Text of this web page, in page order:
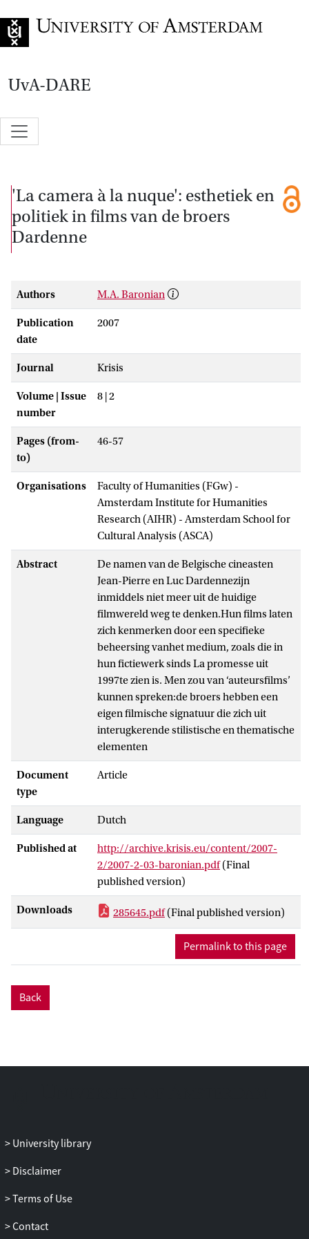
UvA-DARE
'La camera à la nuque': esthetiek en
politiek in films van de broers
Dardenne
Authors M.A. Baronian
Publication
date
2007
Journal Krisis
Volume | Issue
number
8 | 2
Pages (from-
to)
46-57
Organisations
Faculty of Humanities (FGw) -
Amsterdam Institute for Humanities
Research (AIHR) - Amsterdam School for
Cultural Analysis (ASCA)
Abstract
De namen van de Belgische cineasten
Jean-Pierre en Luc Dardennezijn
inmiddels niet meer uit de huidige
filmwereld weg te denken.Hun films laten
zich kenmerken door een specifieke
beheersing vanhet medium, zoals die in
hun fictiewerk sinds La promesse uit
1997te zien is. Men zou van ‘auteursfilms’
kunnen spreken:de broers hebben een
eigen filmische signatuur die zich uit
interugkerende stilistische en thematische
elementen
Document
type
Article
Language Dutch
Published at
http://archive.krisis.eu/content/2007-
2/2007-2-03-baronian.pdf (Final
published version)
Downloads 285645.pdf (Final published version)
Permalink to this page
Back
University library
Disclaimer
Terms of Use
Contact